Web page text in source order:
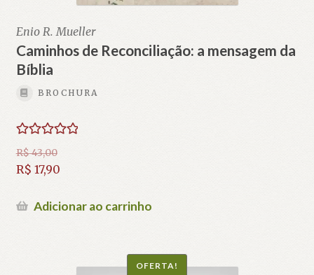
Enio R. Mueller
Caminhos de Reconciliação: a mensagem da
Bíblia
BROCHURA
Avaliação
5.00de 5
R$43,00
O
original
R$ 17,90
preçoAdicionar ao carrinho
OFERTA!